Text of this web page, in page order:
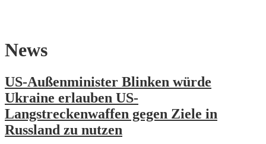
Skip
to
News
US-Außenminister Blinken würde
Ukraine erlauben US-
Langstreckenwaffen gegen Ziele in
Russland zu nutzen